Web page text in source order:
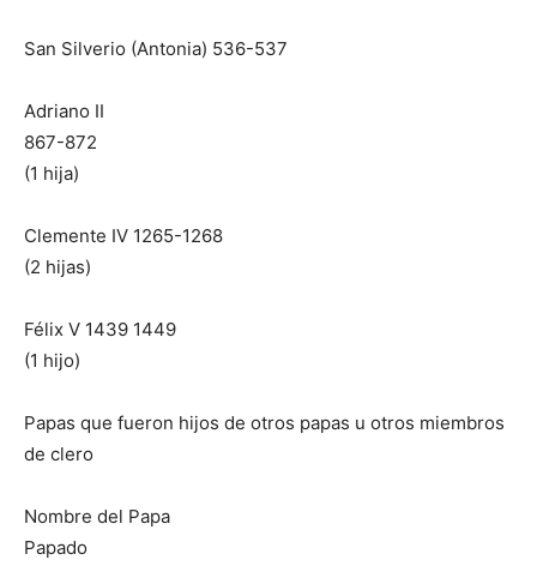
San Silverio (Antonia) 536-537
Adriano II
867-872
(1 hija)
Clemente IV 1265-1268
(2 hijas)
Félix V 1439 1449
(1 hijo)
Papas que fueron hijos de otros papas u otros miembros
de clero
Nombre del Papa
Papado